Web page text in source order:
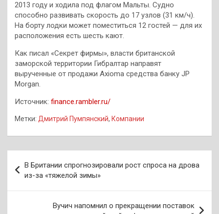
2013 году и ходила под флагом Мальты. Судно
способно развивать скорость до 17 узлов (31 км/ч).
На борту лодки может поместиться 12 гостей — для их
расположения есть шесть кают.
Как писал «Секрет фирмы», власти британской
заморской территории Гибралтар направят
вырученные от продажи Axioma средства банку JP
Morgan.
Источник: finance.rambler.ru/
Метки: Дмитрий Пумпянский, Компании
по
записям
В Британии спрогнозировали рост спроса на дрова
из-за «тяжелой зимы»
Вучич напомнил о прекращении поставок